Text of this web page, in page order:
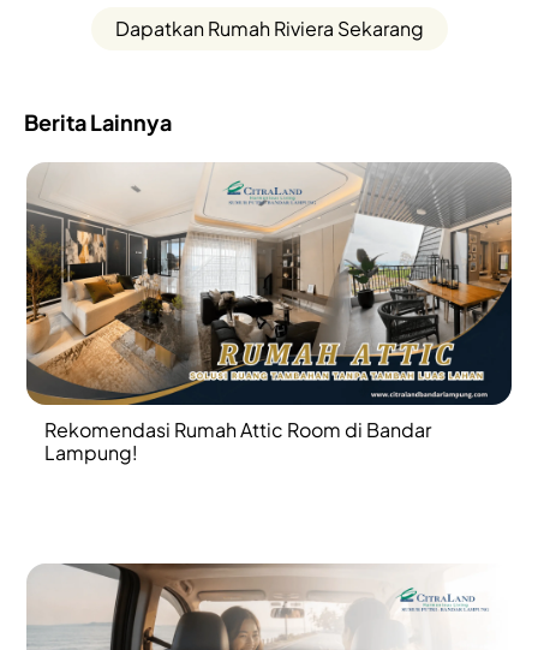
Dapatkan Rumah Riviera Sekarang
Berita Lainnya
Rekomendasi Rumah Attic Room di Bandar
Lampung!